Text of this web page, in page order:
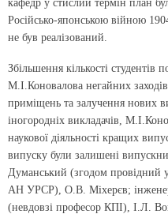
кафедр у стислий термін план
Російсько-японською війною
не був реалізований.
Збільшення кількості студентів
М.І.Коновалова негайних
приміщень та залучення нових
іногородніх викладачів,
наукової діяльності кращих
випуску були залишені
Думанський (згодом провідний
АН УРСР), О.В. Міхерєв;
(невдовзі професор КПІ), І.Л.